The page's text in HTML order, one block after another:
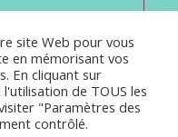
site Web pour vous
en mémorisant vos
En cliquant sur
de TOUS les
"Paramètres des
contrôlé.